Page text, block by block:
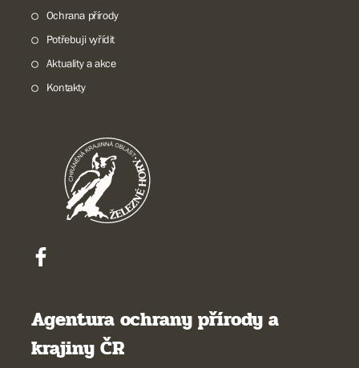
Ochrana přírody
Potřebuji vyřídit
Aktuality a akce
Kontakty
Agentura ochrany přírody a
krajiny ČR